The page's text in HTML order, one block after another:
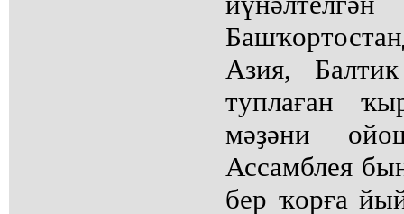
Азия,
туплаған
мәҙәни
Ассамблея
бер ҡорға